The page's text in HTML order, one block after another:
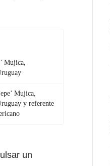
Mujica,
Mujica,
y referente
un